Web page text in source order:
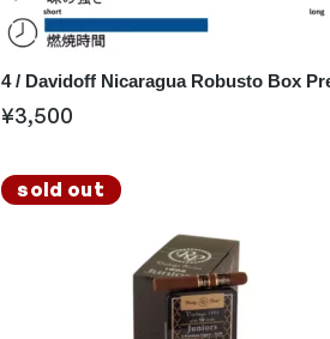
4 / Davidoff Nicaragua Robusto Box
¥3,500
sold out